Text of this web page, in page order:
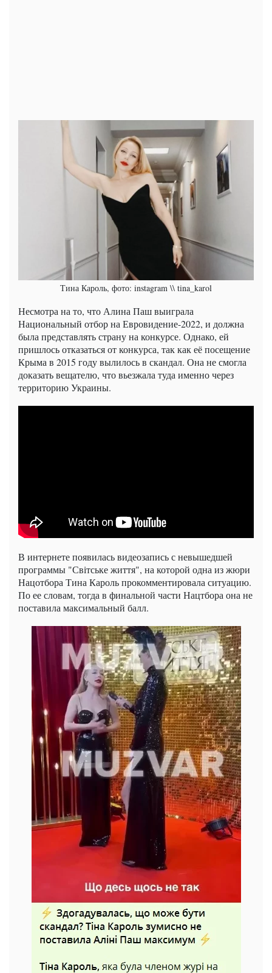
Тина Кароль, фото: instagram \\ tina_karol
Несмотра на то, что Алина Паш выиграла
Национальный отбор на Евровидение-2022, и должна
была представлять страну на конкурсе. Однако, ей
пришлось отказаться от конкурса, так как её посещение
Крыма в 2015 году вылилось в скандал. Она не смогла
доказать вещателю, что вьезжала туда именно через
территорию Украины.
В интернете появилась видеозапись с невышедшей
программы "Світське життя", на которой одна из жюри
Нацотбора Тина Кароль прокомментировала ситуацию.
По ее словам, тогда в финальной части Нацтбора она не
поставила максимальный балл.